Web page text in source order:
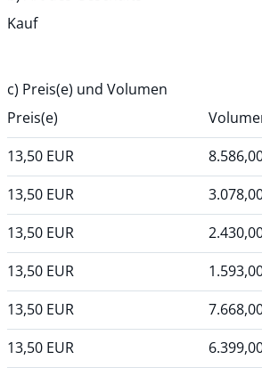
Kauf
c) Preis(e) und Volumen
Preis(e)
13,50 EUR
13,50 EUR
13,50 EUR
13,50 EUR
13,50 EUR
13,50 EUR